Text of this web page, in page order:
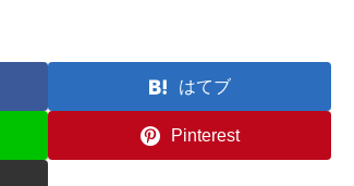
はてブ
Pinterest